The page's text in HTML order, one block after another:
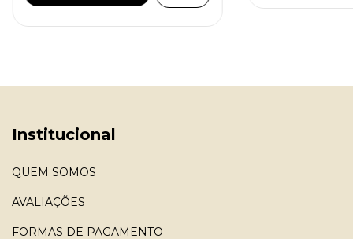
Institucional
QUEM SOMOS
AVALIAÇÕES
FORMAS DE PAGAMENTO